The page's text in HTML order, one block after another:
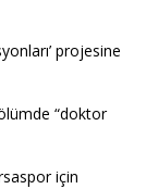
projesine
“doktor
için